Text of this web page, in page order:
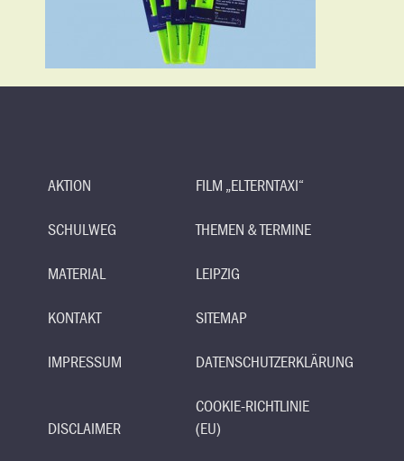
AKTION FILM „ELTERNTAXI“
SCHULWEG THEMEN & TERMINE
MATERIAL LEIPZIG
KONTAKT SITEMAP
IMPRESSUM DATENSCHUTZERKLÄRUNG
DISCLAIMER
COOKIE-RICHTLINIE
(EU)